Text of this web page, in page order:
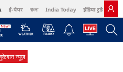
ई-पेपर বাংলা India Today इंडिया टुडे हिंदी
Harper's Bazaar Northeast
न्यूज़